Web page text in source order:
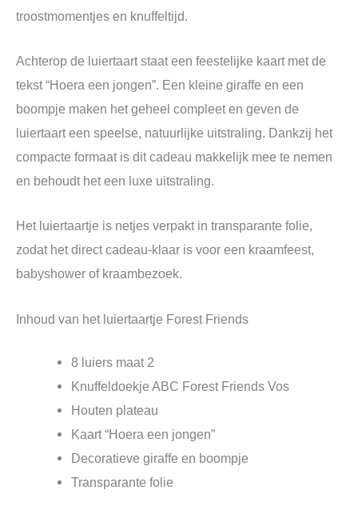
troostmomentjes en knuffeltijd.
Achterop de luiertaart staat een feestelijke kaart met de
tekst “Hoera een jongen”. Een kleine giraffe en een
boompje maken het geheel compleet en geven de
luiertaart een speelse, natuurlijke uitstraling. Dankzij het
compacte formaat is dit cadeau makkelijk mee te nemen
en behoudt het een luxe uitstraling.
Het luiertaartje is netjes verpakt in transparante folie,
zodat het direct cadeau-klaar is voor een kraamfeest,
babyshower of kraambezoek.
Inhoud van het luiertaartje Forest Friends
8 luiers maat 2
Knuffeldoekje ABC Forest Friends Vos
Houten plateau
Kaart “Hoera een jongen”
Decoratieve giraffe en boompje
Transparante folie